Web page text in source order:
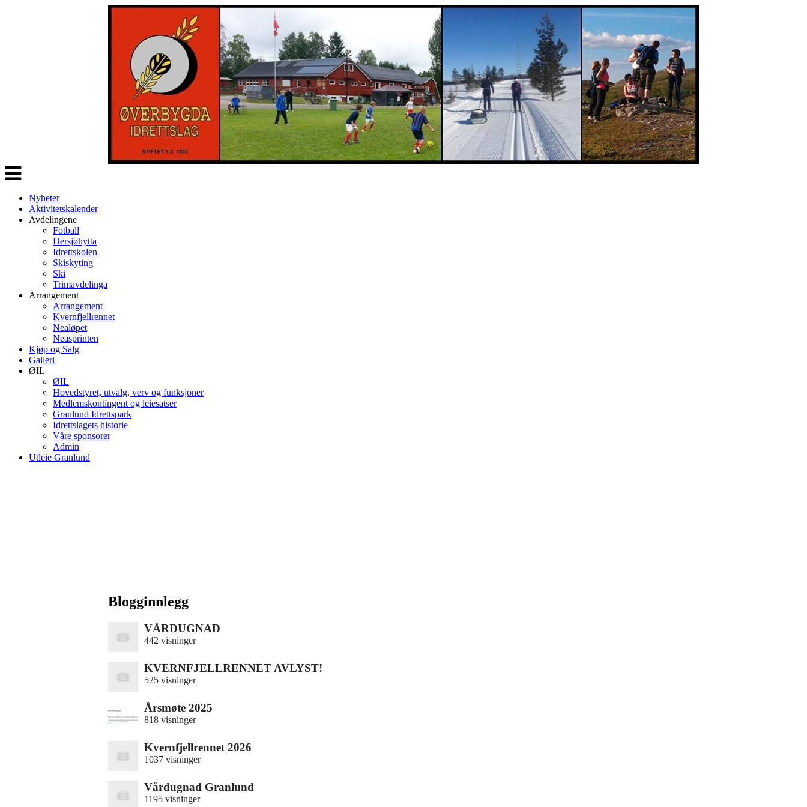
Veksle
navigasjon
Nyheter
Aktivitetskalender
Avdelingene
Fotball
Hersjøhytta
Idrettskolen
Skiskyting
Ski
Trimavdelinga
Arrangement
Arrangement
Kvernfjellrennet
Nealøpet
Neasprinten
Kjøp og Salg
Galleri
ØIL
ØIL
Hovedstyret, utvalg, verv og funksjoner
Medlemskontingent og leiesatser
Granlund Idrettspark
Idrettslagets historie
Våre sponsorer
Admin
Utleie Granlund
Blogginnlegg
VÅRDUGNAD
442 visninger
KVERNFJELLRENNET AVLYST!
525 visninger
Årsmøte 2025
818 visninger
Kvernfjellrennet 2026
1037 visninger
Vårdugnad Granlund
1195 visninger